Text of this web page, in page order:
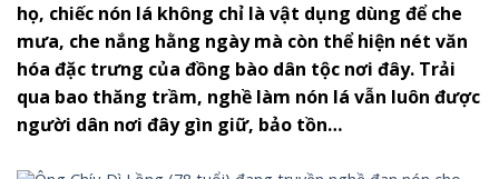
họ, chiếc nón lá không chỉ là vật dụng dùng để che
mưa, che nắng hằng ngày mà còn thể hiện nét văn
hóa đặc trưng của đồng bào dân tộc nơi đây. Trải
qua bao thăng trầm, nghề làm nón lá vẫn luôn được
người dân nơi đây gìn giữ, bảo tồn…